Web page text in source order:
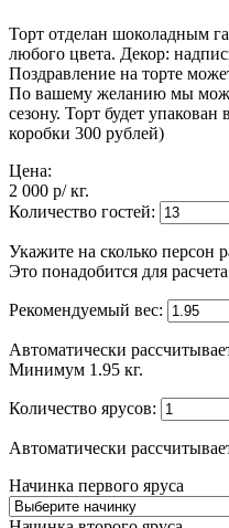
Торт отделан шоколадным
любого цвета. Декор:
Поздравление на торте
По вашему желанию мы
сезону. Торт будет
коробки 300 рублей)
Цена:
2 000 p/ кг.
Количество гостей:
Укажите на сколько персон
Это понадобится для
Рекомендуемый вес:
Автоматически
Минимум 1.95 кг.
Количество ярусов:
Автоматически
Начинка первого яруса